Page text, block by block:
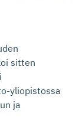
sitten
yliopistossa
ja